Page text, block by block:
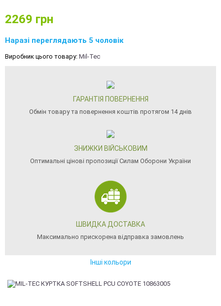
2269 грн
Наразі переглядають 5 чоловік
Виробник цього товару: Mil-Tec
ГАРАНТІЯ ПОВЕРНЕННЯ
Обмін товару та повернення коштів протягом 14 днів
ЗНИЖКИ ВІЙСЬКОВИМ
Оптимальні цінові пропозиції Силам Оборони України
ШВИДКА ДОСТАВКА
Максимально прискорена відправка замовлень
Інші кольори